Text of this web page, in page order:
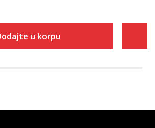
u korpu